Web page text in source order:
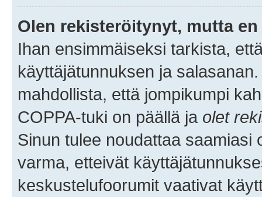
Olen rekisteröitynyt, mutta
Ihan ensimmäiseksi tarkista,
käyttäjätunnuksen ja
mahdollista, että jompikumpi
COPPA-tuki on päällä ja olet
Sinun tulee noudattaa saamiasi
varma, etteivät
keskustelufoorumit vaativat